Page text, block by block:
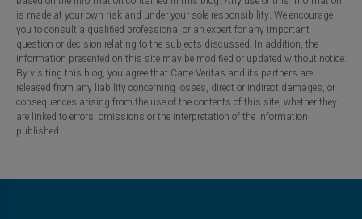
is made at your own risk and under your sole responsibility. We encourage
you to consult a qualified professional or an expert for any important
question or decision relating to the subjects discussed. In addition, the
information presented on this site may be modified or updated without notice.
By visiting this blog, you agree that Carte Veritas and its partners are
released from any liability concerning losses, direct or indirect damages, or
consequences arising from the use of the contents of this site, whether they
are linked to errors, omissions or the interpretation of the information
published.